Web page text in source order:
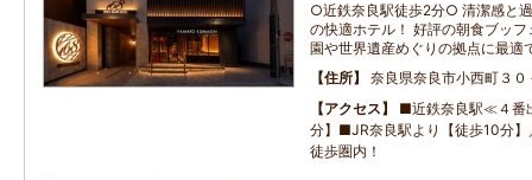
○近鉄奈良駅徒歩2分○ 清潔感と
の快適ホテル！ 好評の朝食ブッ
園や世界遺産めぐりの拠点に最適
住所
奈良県奈良市小西町３０
アクセス
■近鉄奈良駅≪４番
分】■JR奈良駅より【徒歩10分】
徒歩圏内！